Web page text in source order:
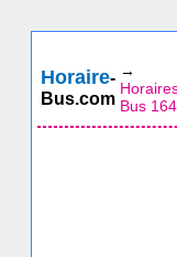
Horaire-
Bus.com
→
Bus 164